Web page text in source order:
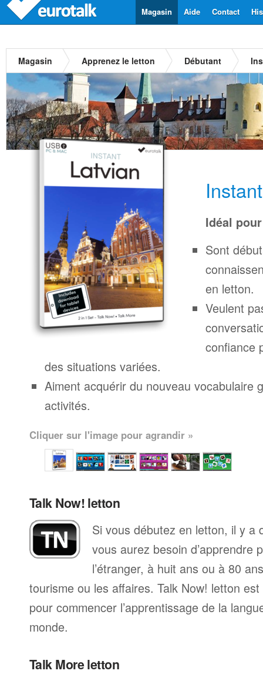
Contact
Aide
Magasin
Magasin Apprenez le letton Débutant
Idéal
Sont
en letton.
Veulent
confiance
des situations variées.
Aiment acquérir du nouveau vocabulaire
activités.
Cliquer sur l'image pour agrandir »
Talk Now! letton
Si vous débutez en letton, il y a
vous aurez besoin d’apprendre
l’étranger, à huit ans ou à 80
tourisme ou les affaires. Talk Now! letton
pour commencer l’apprentissage de la
monde.
Talk More letton